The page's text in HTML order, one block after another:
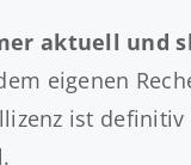
aktuell und
eigenen
ist definitiv